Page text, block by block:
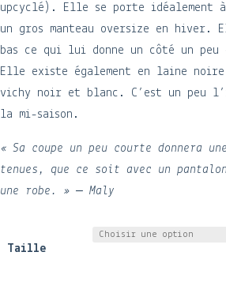
upcyclé). Elle se porte idéalement
un gros manteau oversize en hiver.
bas ce qui lui donne un côté un peu
Elle existe également en laine noire
vichy noir et blanc. C’est un peu
la mi-saison.
« Sa coupe un peu courte donnera
tenues, que ce soit avec un
une robe. » – Maly
Taille